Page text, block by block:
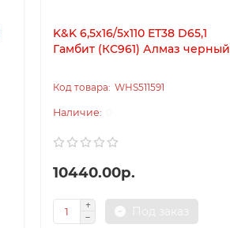
K&K 6,5x16/5x110 ET38 D65,1
Гамбит (КС961) Алмаз черный
WHS511591
10440.00р.